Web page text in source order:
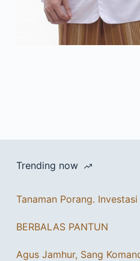
Trending now
Tanaman Porang.
BERBALAS PANTUN
Agus Jamhur, Sang